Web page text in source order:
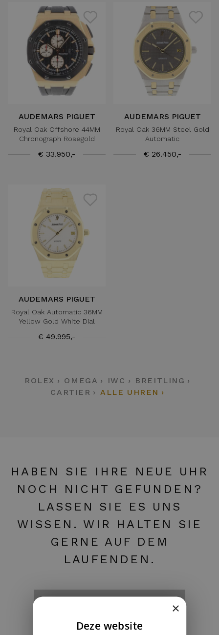
AUDEMARS PIGUET
Royal Oak Offshore 44MM
Chronograph Rosegold
€ 33.950,-
AUDEMARS PIGUET
Royal Oak 36MM Steel Gold
Automatic
€ 26.450,-
AUDEMARS PIGUET
Royal Oak Automatic 36MM
Yellow Gold White Dial
€ 49.995,-
ROLEX OMEGA IWC
BREITLING
CARTIER
ALLE UHREN
HABEN SIE IHRE NEUE UHR
NOCH NICHT GEFUNDEN?
LASSEN SIE ES UNS
WISSEN. WIR HALTEN SIE
GERNE AUF DEM
LAUFENDEN.
×
Deze website